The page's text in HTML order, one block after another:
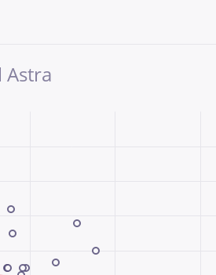
to, czego szukasz.
lub skontaktowania się z
ofertą prosimy o
!!! &lt;/b&gt;
Astra